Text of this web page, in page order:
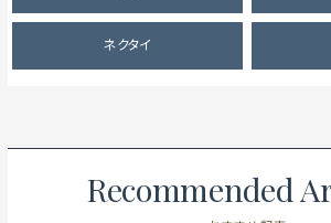
ネクタイ
Recommended